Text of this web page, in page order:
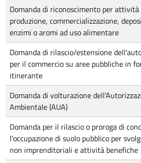
Domanda di riconoscimento per attività
produzione, commercializzazione,
enzimi o aromi ad uso alimentare
Domanda di rilascio/estensione
per il commercio su aree pubbliche in
itinerante
Domanda di volturazione
Ambientale (AUA)
Domanda per il rilascio o proroga di
l'occupazione di suolo pubblico per
non imprenditoriali e attività benefiche